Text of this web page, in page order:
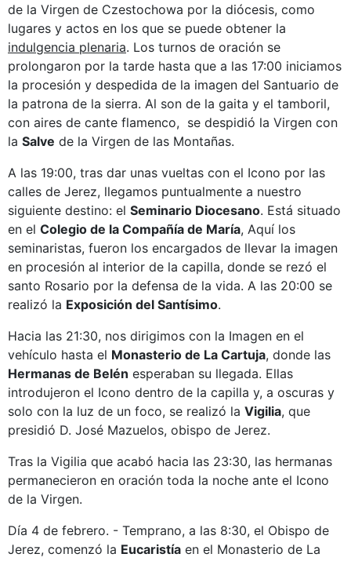
de la Virgen de Czestochowa por la diócesis, como
lugares y actos en los que se puede obtener la
indulgencia plenaria. Los turnos de oración se
prolongaron por la tarde hasta que a las 17:00 iniciamos
la procesión y despedida de la imagen del Santuario de
la patrona de la sierra. Al son de la gaita y el tamboril,
con aires de cante flamenco, se despidió la Virgen con
la Salve de la Virgen de las Montañas.
A las 19:00, tras dar unas vueltas con el Icono por las
calles de Jerez, llegamos puntualmente a nuestro
siguiente destino: el Seminario Diocesano. Está situado
en el Colegio de la Compañía de María, Aquí los
seminaristas, fueron los encargados de llevar la imagen
en procesión al interior de la capilla, donde se rezó el
santo Rosario por la defensa de la vida. A las 20:00 se
realizó la Exposición del Santísimo.
Hacia las 21:30, nos dirigimos con la Imagen en el
vehículo hasta el Monasterio de La Cartuja, donde las
Hermanas de Belén esperaban su llegada. Ellas
introdujeron el Icono dentro de la capilla y, a oscuras y
solo con la luz de un foco, se realizó la Vigilia, que
presidió D. José Mazuelos, obispo de Jerez.
Tras la Vigilia que acabó hacia las 23:30, las hermanas
permanecieron en oración toda la noche ante el Icono
de la Virgen.
Día 4 de febrero. - Temprano, a las 8:30, el Obispo de
Jerez, comenzó la Eucaristía en el Monasterio de La